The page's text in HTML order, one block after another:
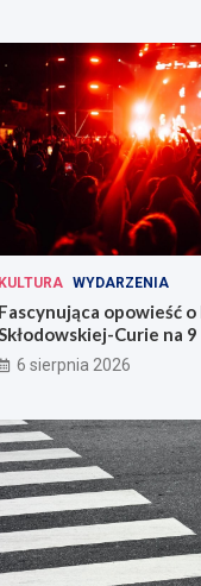
KULTURA WYDARZENIA
Fascynująca opowieść
Skłodowskiej-Curie na
6 sierpnia 2026